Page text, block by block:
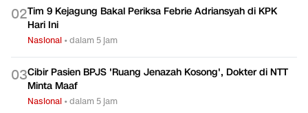
02Tim 9 Kejagung Bakal Periksa Febrie Adriansyah di KPK
Hari Ini
Nasional •dalam 5 jam
03Cibir Pasien BPJS 'Ruang Jenazah Kosong', Dokter di NTT
Minta Maaf
Nasional •dalam 5 jam